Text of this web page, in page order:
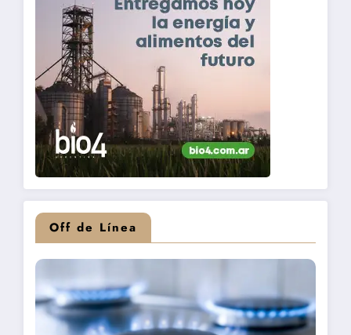
Off de Línea